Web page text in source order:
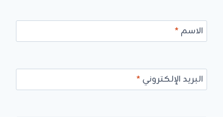
الاسم *
البريد الإلكتروني *